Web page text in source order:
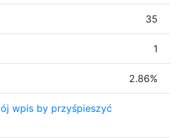
35
1
2.86%
wpis by przyśpieszyć